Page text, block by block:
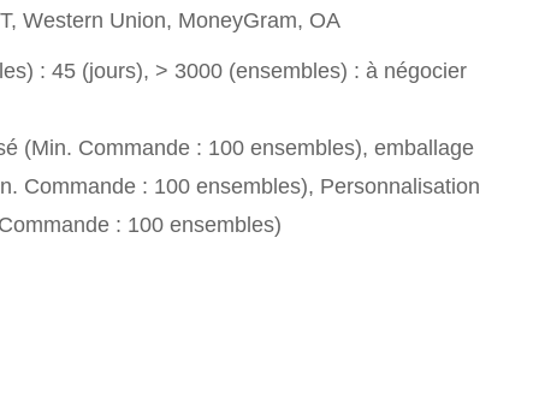
Western Union, MoneyGram, OA
: 45 (jours), > 3000 (ensembles) : à négocier
(Min. Commande : 100 ensembles), emballage
Commande : 100 ensembles), Personnalisation
: 100 ensembles)